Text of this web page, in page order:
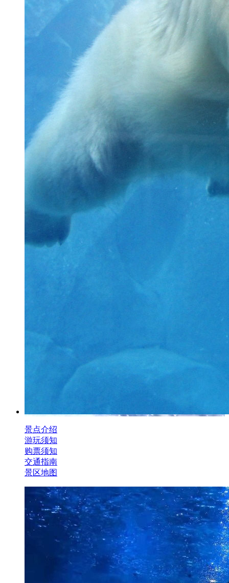
景点介绍
游玩须知
购票须知
交通指南
景区地图